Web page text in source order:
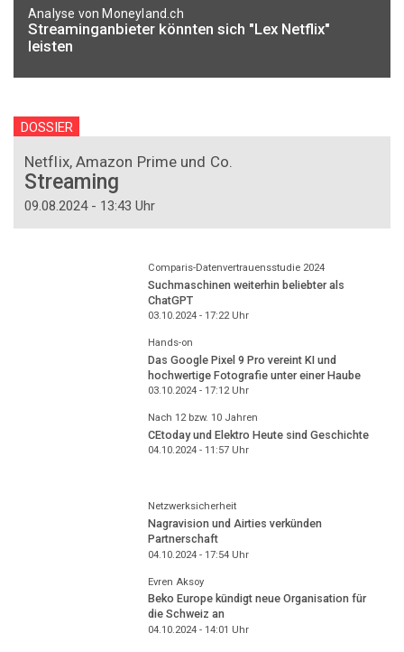
Analyse von Moneyland.ch
Streaminganbieter könnten sich "Lex Netflix"
leisten
DOSSIER
Netflix, Amazon Prime und Co.
Streaming
09.08.2024 - 13:43 Uhr
Comparis-Datenvertrauensstudie 2024
Suchmaschinen weiterhin beliebter als
ChatGPT
03.10.2024 - 17:22Uhr
Hands-on
Das Google Pixel 9 Pro vereint KI und
hochwertige Fotografie unter einer Haube
03.10.2024 - 17:12Uhr
Nach 12 bzw. 10 Jahren
CEtoday und Elektro Heute sind Geschichte
04.10.2024 - 11:57Uhr
Netzwerksicherheit
Nagravision und Airties verkünden
Partnerschaft
04.10.2024 - 17:54Uhr
Evren Aksoy
Beko Europe kündigt neue Organisation für
die Schweiz an
04.10.2024 - 14:01 Uhr